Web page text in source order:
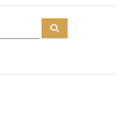
R
c